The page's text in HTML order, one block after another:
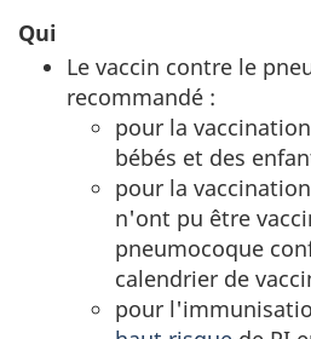
Qui
Le vaccin contre le
recommandé :
pour la
bébés et des
pour la
n'ont pu être
pneumocoque
calendrier de
pour